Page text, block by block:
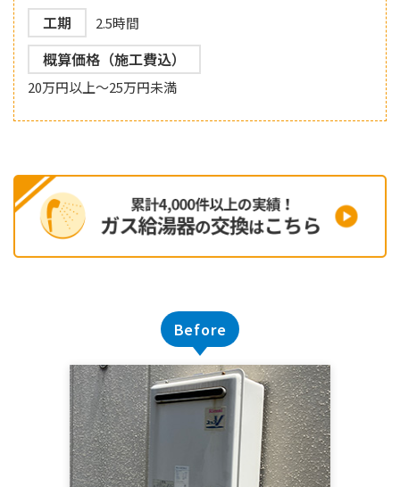
工期 2.5時間
概算価格（施工費込）
20万円以上～25万円未満
Before